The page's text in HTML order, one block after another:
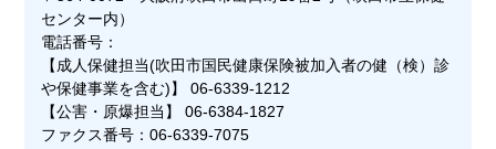
センター内）
電話番号：
【成人保健担当(吹田市国民健康保険被加入者の健（検）診
や保健事業を含む)】 06-6339-1212
【公害・原爆担当】 06-6384-1827
ファクス番号：06-6339-7075